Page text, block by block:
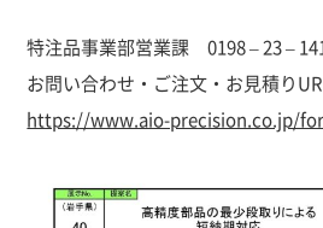
特注品事業部営業課 0198 – 23 –
お問い合わせ・ご注文・お見積り
https://www.aio-precision.co.jp/